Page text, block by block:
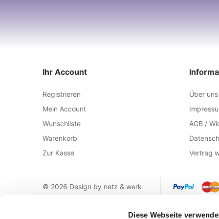
Diese Webseite
Ihr Account
Registrieren
Mein Account
Wunschliste
Warenkorb
Zur Kasse
Über uns
AGB /
Vertrag
© 2026 Design by netz & werk